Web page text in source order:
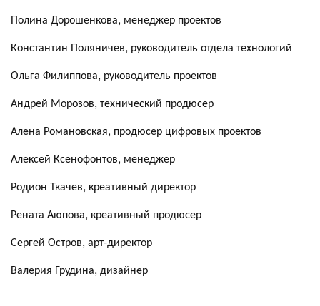
Полина Дорошенкова, менеджер проектов
Константин Поляничев, руководитель отдела технологий
Ольга Филиппова, руководитель проектов
Андрей Морозов, технический продюсер
Алена Романовская, продюсер цифровых проектов
Алексей Ксенофонтов, менеджер
Родион Ткачев, креативный директор
Рената Аюпова, креативный продюсер
Сергей Остров, арт-директор
Валерия Грудина, дизайнер